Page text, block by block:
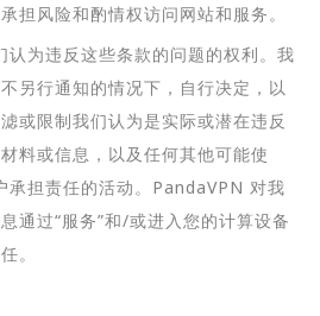
担风险和酌情权访问网站和服务。
为违反这些条款的问题的权利。我
另行通知的情况下，自行决定，以
或限制我们认为是实际或潜在违反
料或信息，以及任何其他可能使
承担责任的活动。PandaVPN 对我
通过“服务”和/或进入您的计算设备
。